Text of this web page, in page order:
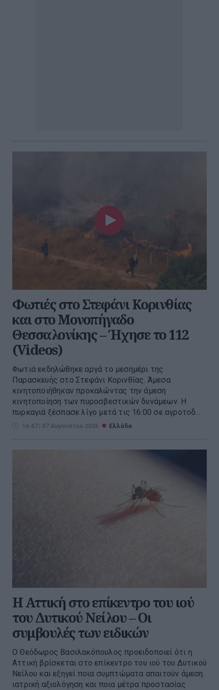
Φωτιές στο Στεφάνι Κορινθίας
και στο Μονοπήγαδο
Θεσσαλονίκης – Ήχησε το 112
(Videos)
Φωτιά εκδηλώθηκε αργά το μεσημέρι της
Παρασκευής στο Στεφάνι Κορινθίας. Άμεσα
κινητοποιήθηκαν προκαλώντας την άμεση
κινητοποίηση των πυροσβεστικών δυνάμεων. Η
πυρκαγιά ξέσπασε λίγο μετά τις 16:00 σε αγροτοδ...
16:47 | 07 Αυγούστου 2026 Ελλάδα
Η Αττική στο επίκεντρο του ιού
του Δυτικού Νείλου – Οι
συμβουλές των ειδικών
Ο Θεόδωρος Βασιλακόπουλος προειδοποιεί ότι η
Αττική βρίσκεται στο επίκεντρο του ιού του Δυτικού
Νείλου και εξηγεί ποια συμπτώματα απαιτούν άμεση
ιατρική αξιολόγηση και ποια μέτρα προστασίας